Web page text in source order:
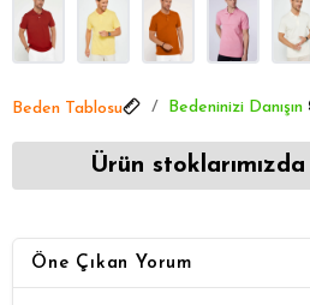
Beden Tablosu Bedeninizi Danışın
Ürün stoklarımızda
Öne Çıkan Yorum